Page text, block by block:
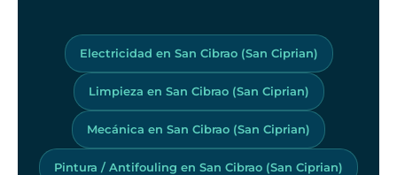
Electricidad en San Cibrao (San Ciprian)
Limpieza en San Cibrao (San Ciprian)
Mecánica en San Cibrao (San Ciprian)
Pintura / Antifouling en San Cibrao (San Ciprian)